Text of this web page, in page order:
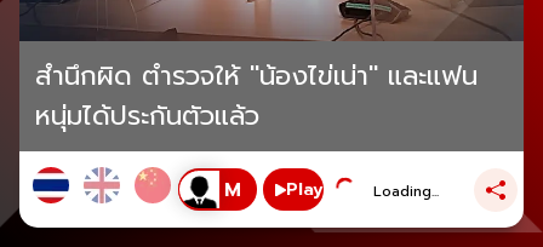
สำนึกผิด ตำรวจให้ "น้องไข่เน่า" และแฟน
หนุ่มได้ประกันตัวแล้ว
Play Loading...